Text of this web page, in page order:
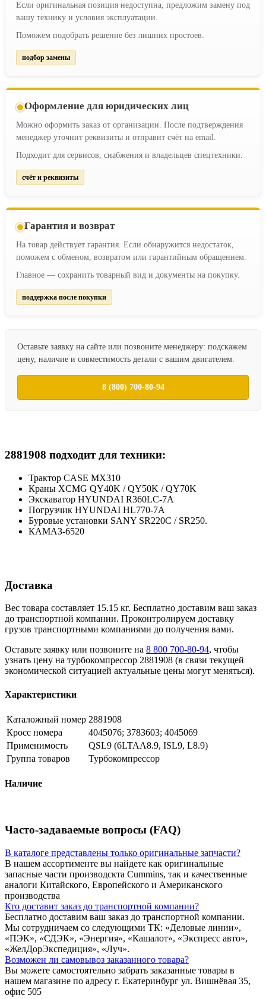
Если оригинальная позиция недоступна, предложим замену под
вашу технику и условия эксплуатации.
Поможем подобрать решение без лишних простоев.
подбор замены
Оформление для юридических лиц
Можно оформить заказ от организации. После подтверждения
менеджер уточнит реквизиты и отправит счёт на email.
Подходит для сервисов, снабжения и владельцев спецтехники.
счёт и реквизиты
Гарантия и возврат
На товар действует гарантия. Если обнаружится недостаток,
поможем с обменом, возвратом или гарантийным обращением.
Главное — сохранить товарный вид и документы на покупку.
поддержка после покупки
Оставьте заявку на сайте или позвоните менеджеру: подскажем
цену, наличие и совместимость детали с вашим двигателем.
8 (800) 700-80-94
2881908 подходит для техники:
Трактор CASE MX310
Краны XCMG QY40K / QY50K / QY70K
Экскаватор HYUNDAI R360LC-7A
Погрузчик HYUNDAI HL770-7A
Буровые установки SANY SR220C / SR250.
КАМАЗ-6520
Доставка
Вес товара составляет 15.15 кг. Бесплатно доставим ваш заказ
до транспортной компании. Проконтролируем доставку
грузов транспортными компаниями до получения вами.
Оставьте заявку или позвоните на 8 800 700-80-94, чтобы
узнать цену на турбокомпрессор 2881908 (в связи текущей
экономической ситуацией актуальные цены могут меняться).
Характеристики
Каталожный номер 2881908
Кросс номера
4045076; 3783603; 4045069
Применимость
QSL9 (6LTAA8.9, ISL9, L8.9)
Группа товаров
Турбокомпрессор
Наличие
Часто-задаваемые вопросы (FAQ)
В каталоге представлены только оригинальные запчасти?
В нашем ассортименте вы найдете как оригинальные
запасные части производскта Cummins, так и качественные
аналоги Китайского, Европейского и Американского
производства
Кто доставит заказ до транспортной компании?
Бесплатно доставим ваш заказ до транспортной компании.
Мы сотрудничаем со следующими ТК: «Деловые линии»,
«ПЭК», «СДЭК», «Энергия», «Кашалот», «Экспресс авто»,
«ЖелДорЭкспедиция», «Луч».
Возможен ли самовывоз заказанного товара?
Вы можете самостоятельно забрать заказанные товары в
нашем магазине по адресу г. Екатеринбург ул. Вишнёвая 35,
офис 505